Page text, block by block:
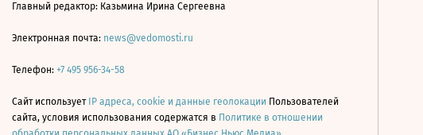
Главный редактор: Казьмина Ирина Сергеевна
Электронная почта: news@vedomosti.ru
Телефон: +7 495 956-34-58
Сайт использует IP адреса, cookie и данные геолокации Пользователей
сайта, условия использования содержатся в Политике в отношении